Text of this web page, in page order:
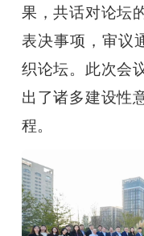
果，共话对论坛
表决事项，审议
织论坛。此次会
出了诸多建设性
程。